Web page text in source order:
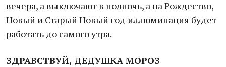
вечера, а выключают в полночь, а на Рождество,
Новый и Старый Новый год иллюминация будет
работать до самого утра.
ЗДРАВСТВУЙ, ДЕДУШКА МОРОЗ